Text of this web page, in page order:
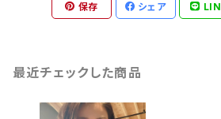
保存 シェア
最近チェックした商品